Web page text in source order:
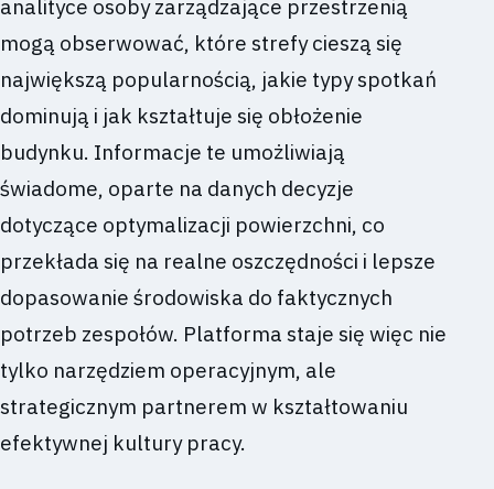
analityce osoby zarządzające przestrzenią
mogą obserwować, które strefy cieszą się
największą popularnością, jakie typy spotkań
dominują i jak kształtuje się obłożenie
budynku. Informacje te umożliwiają
świadome, oparte na danych decyzje
dotyczące optymalizacji powierzchni, co
przekłada się na realne oszczędności i lepsze
dopasowanie środowiska do faktycznych
potrzeb zespołów. Platforma staje się więc nie
tylko narzędziem operacyjnym, ale
strategicznym partnerem w kształtowaniu
efektywnej kultury pracy.